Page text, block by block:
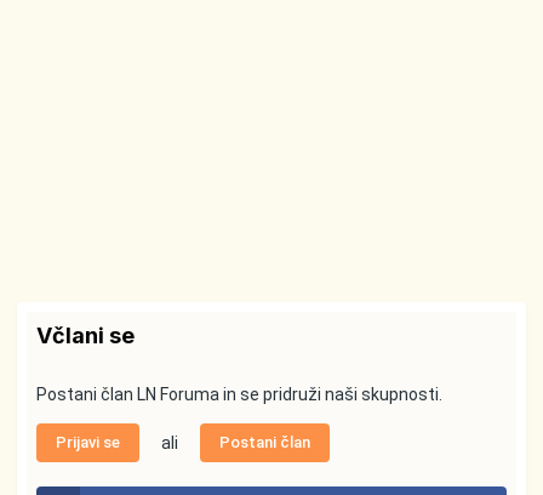
Včlani se
Postani član LN Foruma in se pridruži naši skupnosti.
Prijavi se ali Postani član